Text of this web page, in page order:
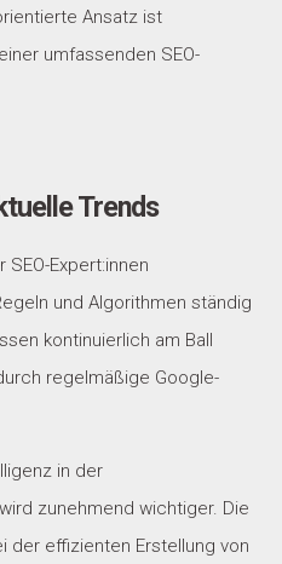
Ansatz ist
umfassenden SEO-
Trends
Expert:innen
und Algorithmen ständig
kontinuierlich am Ball
regelmäßige Google-
in der
zunehmend wichtiger. Die
der effizienten Erstellung von